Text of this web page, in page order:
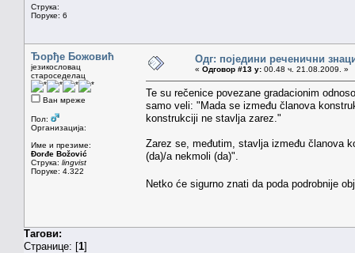
Струка:
Поруке: 6
Ђорђе Божовић
језикословац
староседелац
Ван мреже
Пол:
Организација:
Име и презиме:
Đorđe Božović
Струка: lingvist
Поруке: 4.322
Одг: поједини реченични
« Одговор #13 у: 00.48 ч. 21.08.2009. »
Te su rečenice povezane gradacionim
samo veli: "Mada se između članova
konstrukciji ne stavlja zarez."
Zarez se, međutim, stavlja između članova
(da)/a nekmoli (da)".
Netko će sigurno znati da poda podrobnije
Тагови:
Странице: [1]